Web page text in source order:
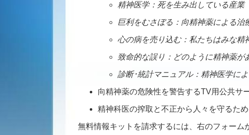
精神医学：死を生み出している産業
巨利をむさぼる：向精神薬による治
心の病を売り込む：私たちはみな精
致命的な誤り：どのように精神薬が
診断･統計マニュアル：精神医学に
向精神薬の危険性を警告するTV用公共サ
精神科医の搾取と不正から人々を守るた
無料情報キットを請求するには、右のフォーム